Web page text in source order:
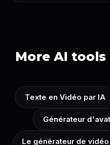
More AI
Texte en Vidéo par IA
Générateur
Le générateur de